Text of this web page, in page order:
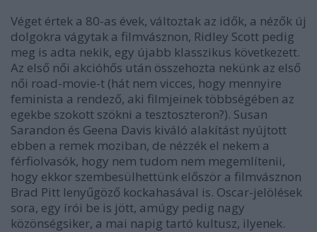
Véget értek a 80-as évek, változtak az idők, a nézők új
dolgokra vágytak a filmvásznon, Ridley Scott pedig
meg is adta nekik, egy újabb klasszikus következett.
Az első női akcióhős után összehozta nekünk az első
női road-movie-t (hát nem vicces, hogy mennyire
feminista a rendező, aki filmjeinek többségében az
egekbe szokott szökni a tesztoszteron?). Susan
Sarandon és Geena Davis kiváló alakítást nyújtott
ebben a remek moziban, de nézzék el nekem a
férfiolvasók, hogy nem tudom nem megemlítenii,
hogy ekkor szembesülhettünk először a filmvásznon
Brad Pitt lenyűgöző kockahasával is. Oscar-jelölések
sora, egy írói be is jött, amúgy pedig nagy
közönségsiker, a mai napig tartó kultusz, ilyenek.